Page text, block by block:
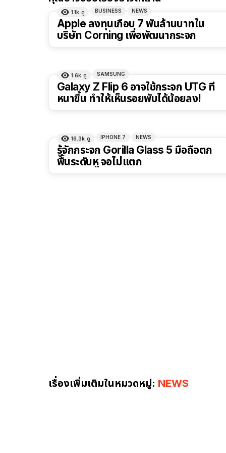
1.1k ดู BUSINESS NEWS
Apple ลงทุนเกือบ 7 พันล้านบาทใน
บริษัท Corning เพื่อพัฒนากระจก
1.6k ดู SAMSUNG
Galaxy Z Flip 6 อาจใช้กระจก UTG ที่
หนาขึ้น ทำให้เห็นรอยพับได้น้อยลง!
16.3k ดู IPHONE 7 NEWS
รู้จักกระจก Gorilla Glass 5 มือถือตก
พื้นระดับหู จอไม่แตก
เรื่องเพิ่มเติมในหมวดหมู่: NEWS